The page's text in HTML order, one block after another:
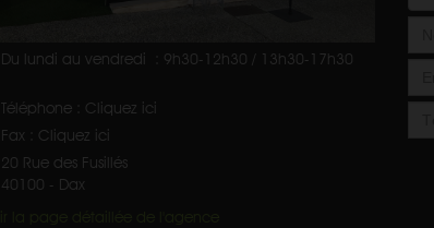
Du lundi au vendredi : 9h30-12h30 / 13h30-17h30
Téléphone : Cliquez ici
Fax : Cliquez ici
20 Rue des Fusillés
40100 - Dax